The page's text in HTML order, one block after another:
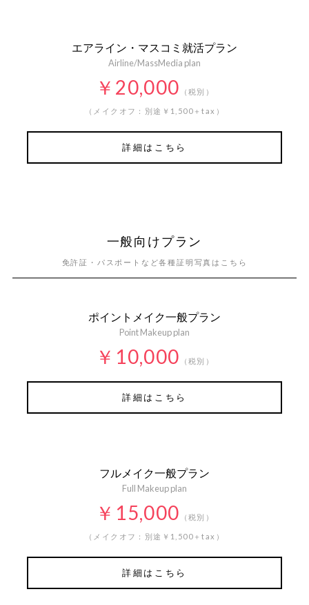
エアライン・マスコミ就活プラン
Airline/MassMedia plan
￥20,000 （税別）
（メイクオフ：別途￥1,500＋tax）
詳細はこちら
一般向けプラン
免許証・パスポートなど各種証明写真はこちら
ポイントメイク一般プラン
Point Makeup plan
￥10,000 （税別）
詳細はこちら
フルメイク一般プラン
Full Makeup plan
￥15,000 （税別）
（メイクオフ：別途￥1,500＋tax）
詳細はこちら